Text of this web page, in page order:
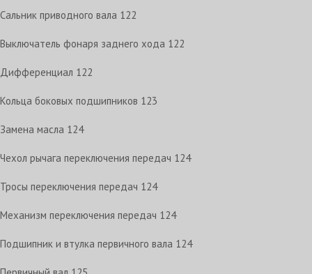
Сальник приводного вала 122
Выключатель фонаря заднего хода 122
Дифференциал 122
Кольца боковых подшипников 123
Замена масла 124
Чехол рычага переключения передач 124
Тросы переключения передач 124
Механизм переключения передач 124
Подшипник и втулка первичного вала 124